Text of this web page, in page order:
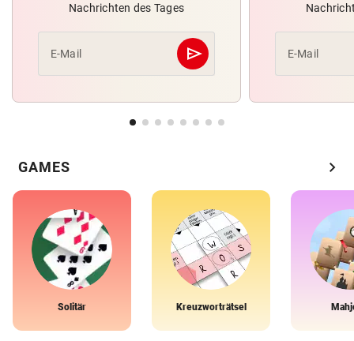
Nachrichten des Tages
E-Mail send
Abschicken E-Mail
GAMES chevron_right
Solitär Kreuzworträtsel